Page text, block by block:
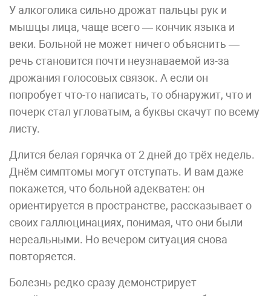
У алкоголика сильно дрожат пальцы рук и
мышцы лица, чаще всего — кончик языка и
веки. Больной не может ничего объяснить —
речь становится почти неузнаваемой из-за
дрожания голосовых связок. А если он
попробует что-то написать, то обнаружит, что и
почерк стал угловатым, а буквы скачут по всему
листу.
Длится белая горячка от 2 дней до трёх недель.
Днём симптомы могут отступать. И вам даже
покажется, что больной адекватен: он
ориентируется в пространстве, рассказывает о
своих галлюцинациях, понимая, что они были
нереальными. Но вечером ситуация снова
повторяется.
Болезнь редко сразу демонстрирует